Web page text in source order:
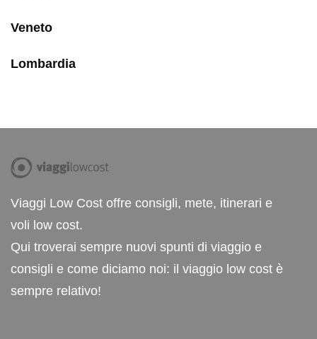
Veneto
Lombardia
Viaggi Low Cost offre consigli, mete, itinerari e
voli low cost.
Qui troverai sempre nuovi spunti di viaggio e
consigli e come diciamo noi: il viaggio low cost è
sempre relativo!